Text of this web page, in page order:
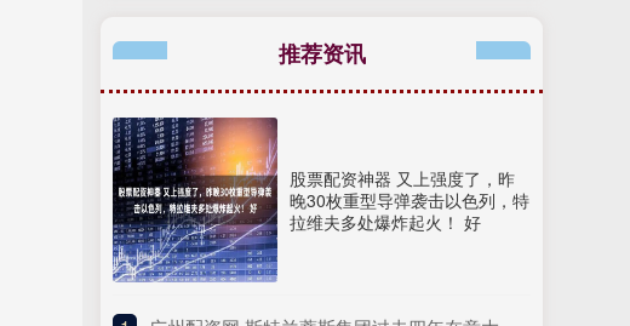
推荐资讯
股票配资神器 又上强度了，昨
晚30枚重型导弹袭击以色列，特
拉维夫多处爆炸起火！ 好